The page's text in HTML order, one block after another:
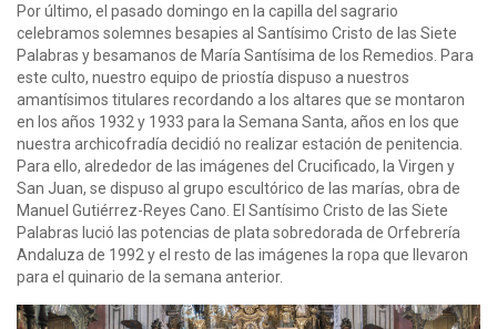
Por último, el pasado domingo en la capilla del sagrario
celebramos solemnes besapies al Santísimo Cristo de las Siete
Palabras y besamanos de María Santísima de los Remedios. Para
este culto, nuestro equipo de priostía dispuso a nuestros
amantísimos titulares recordando a los altares que se montaron
en los años 1932 y 1933 para la Semana Santa, años en los que
nuestra archicofradía decidió no realizar estación de penitencia.
Para ello, alrededor de las imágenes del Crucificado, la Virgen y
San Juan, se dispuso al grupo escultórico de las marías, obra de
Manuel Gutiérrez-Reyes Cano. El Santísimo Cristo de las Siete
Palabras lució las potencias de plata sobredorada de Orfebrería
Andaluza de 1992 y el resto de las imágenes la ropa que llevaron
para el quinario de la semana anterior.